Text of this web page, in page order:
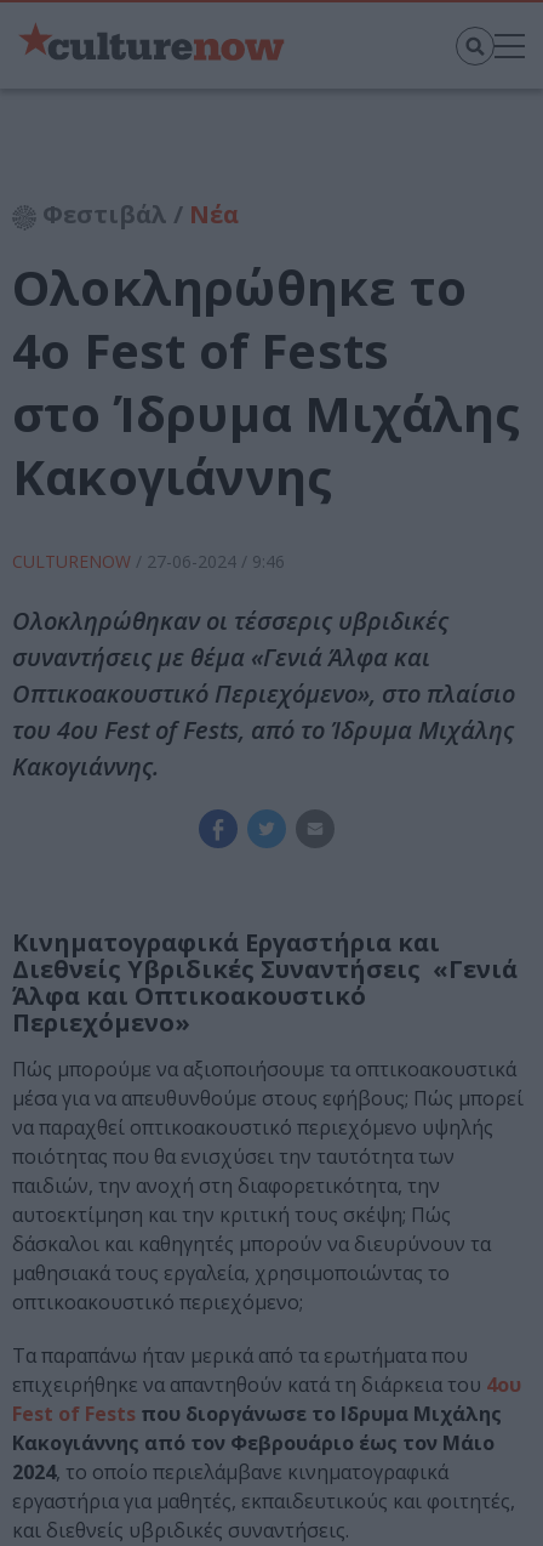
Φεστιβάλ / Νέα
Ολοκληρώθηκε το
4ο Fest of Fests
στο Ίδρυμα Μιχάλης
Κακογιάννης
CULTURENOW / 27-06-2024 / 9:46
Ολοκληρώθηκαν οι τέσσερις υβριδικές
συναντήσεις με θέμα «Γενιά Άλφα και
Οπτικοακουστικό Περιεχόμενο», στο πλαίσιο
του 4ου Fest of Fests, από το Ίδρυμα Μιχάλης
Κακογιάννης.
Κινηματογραφικά Εργαστήρια και
Διεθνείς Υβριδικές Συναντήσεις «Γενιά
Άλφα και Οπτικοακουστικό
Περιεχόμενο»
Πώς μπορούμε να αξιοποιήσουμε τα οπτικοακουστικά
μέσα για να απευθυνθούμε στους εφήβους; Πώς μπορεί
να παραχθεί οπτικοακουστικό περιεχόμενο υψηλής
ποιότητας που θα ενισχύσει την ταυτότητα των
παιδιών, την ανοχή στη διαφορετικότητα, την
αυτοεκτίμηση και την κριτική τους σκέψη; Πώς
δάσκαλοι και καθηγητές μπορούν να διευρύνουν τα
μαθησιακά τους εργαλεία, χρησιμοποιώντας το
οπτικοακουστικό περιεχόμενο;
Τα παραπάνω ήταν μερικά από τα ερωτήματα που
επιχειρήθηκε να απαντηθούν κατά τη διάρκεια του 4ου
Fest of Fests που διοργάνωσε το Ιδρυμα Μιχάλης
Κακογιάννης από τον Φεβρουάριο έως τον Μάιο
2024, το οποίο περιελάμβανε κινηματογραφικά
εργαστήρια για μαθητές, εκπαιδευτικούς και φοιτητές,
και διεθνείς υβριδικές συναντήσεις.